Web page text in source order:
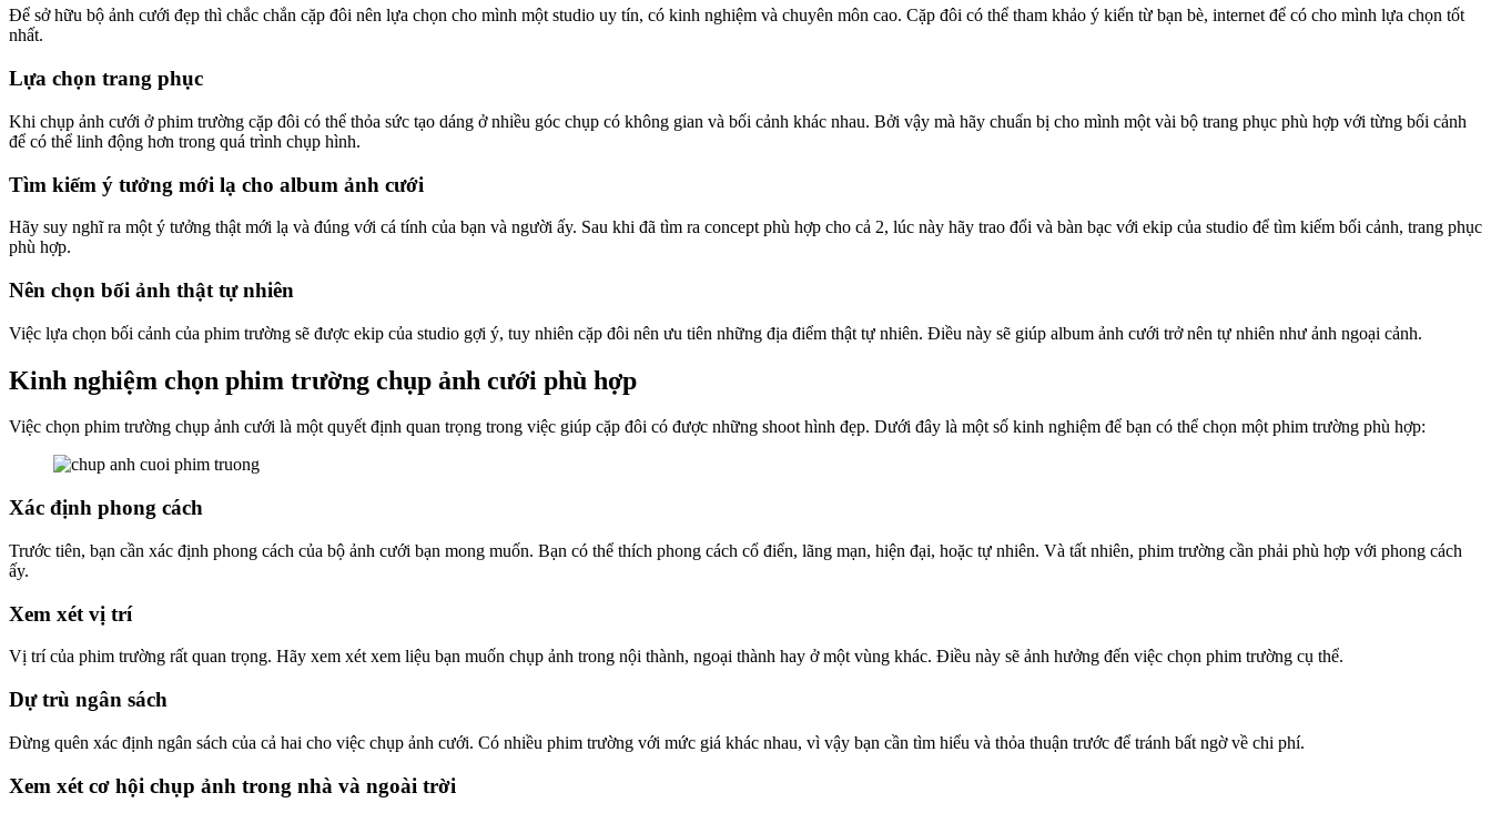
Để sở hữu bộ ảnh cưới đẹp thì chắc chắn cặp đôi nên lựa chọn cho mình một studio uy tín, có kinh nghiệm và chuyên môn cao. Cặp đôi có thể tham khảo ý kiến từ bạn bè, internet để có cho mình lựa chọn tốt
nhất.
Lựa chọn trang phục
Khi chụp ảnh cưới ở phim trường cặp đôi có thể thỏa sức tạo dáng ở nhiều góc chụp có không gian và bối cảnh khác nhau. Bởi vậy mà hãy chuẩn bị cho mình một vài bộ trang phục phù hợp với từng bối cảnh
để có thể linh động hơn trong quá trình chụp hình.
Tìm kiếm ý tưởng mới lạ cho album ảnh cưới
Hãy suy nghĩ ra một ý tưởng thật mới lạ và đúng với cá tính của bạn và người ấy. Sau khi đã tìm ra concept phù hợp cho cả 2, lúc này hãy trao đổi và bàn bạc với ekip của studio để tìm kiếm bối cảnh, trang phục
phù hợp.
Nên chọn bối ảnh thật tự nhiên
Việc lựa chọn bối cảnh của phim trường sẽ được ekip của studio gợi ý, tuy nhiên cặp đôi nên ưu tiên những địa điểm thật tự nhiên. Điều này sẽ giúp album ảnh cưới trở nên tự nhiên như ảnh ngoại cảnh.
Kinh nghiệm chọn phim trường chụp ảnh cưới phù hợp
Việc chọn phim trường chụp ảnh cưới là một quyết định quan trọng trong việc giúp cặp đôi có được những shoot hình đẹp. Dưới đây là một số kinh nghiệm để bạn có thể chọn một phim trường phù hợp:
Xác định phong cách
Trước tiên, bạn cần xác định phong cách của bộ ảnh cưới bạn mong muốn. Bạn có thể thích phong cách cổ điển, lãng mạn, hiện đại, hoặc tự nhiên. Và tất nhiên, phim trường cần phải phù hợp với phong cách
ấy.
Xem xét vị trí
Vị trí của phim trường rất quan trọng. Hãy xem xét xem liệu bạn muốn chụp ảnh trong nội thành, ngoại thành hay ở một vùng khác. Điều này sẽ ảnh hưởng đến việc chọn phim trường cụ thể.
Dự trù ngân sách
Đừng quên xác định ngân sách của cả hai cho việc chụp ảnh cưới. Có nhiều phim trường với mức giá khác nhau, vì vậy bạn cần tìm hiểu và thỏa thuận trước để tránh bất ngờ về chi phí.
Xem xét cơ hội chụp ảnh trong nhà và ngoài trời